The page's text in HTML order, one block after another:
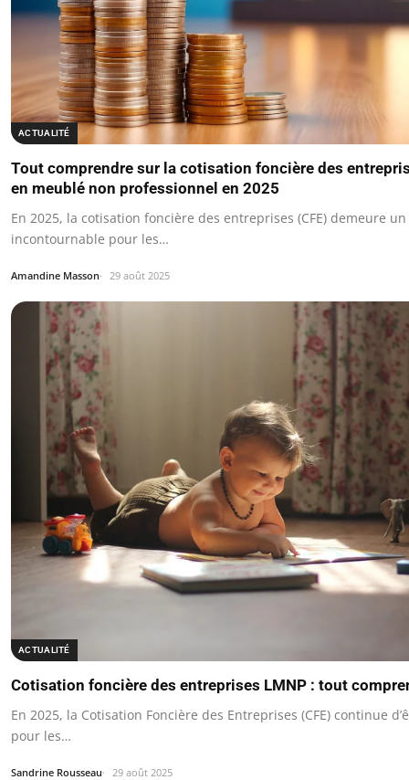
ACTUALITÉ
Tout comprendre sur la cotisation foncière des
en meublé non professionnel en 2025
En 2025, la cotisation foncière des entreprises (CFE) demeure
incontournable pour les…
Amandine Masson 29 août 2025
ACTUALITÉ
Cotisation foncière des entreprises LMNP : tout
En 2025, la Cotisation Foncière des Entreprises (CFE) continue
pour les…
Sandrine Rousseau 29 août 2025